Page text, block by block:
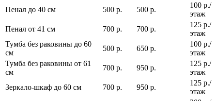
Пенал до 40 см 500 р. 500 р.
100 р./
этаж
Пенал от 41 см
700 р. 700 р.
125 р./
этаж
Тумба без раковины до 60
см
500 р. 650 р.
100 р./
этаж
Тумба без раковины от 61
см
700 р. 950 р.
125 р./
этаж
Зеркало-шкаф до 60 см
700 р. 950 р.
125 р./
этаж